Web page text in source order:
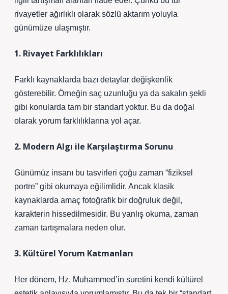
rivayetler ağırlıklı olarak sözlü aktarım yoluyla
günümüze ulaşmıştır.
1. Rivayet Farklılıkları
Farklı kaynaklarda bazı detaylar değişkenlik
gösterebilir. Örneğin saç uzunluğu ya da sakalın şekli
gibi konularda tam bir standart yoktur. Bu da doğal
olarak yorum farklılıklarına yol açar.
2. Modern Algı ile Karşılaştırma Sorunu
Günümüz insanı bu tasvirleri çoğu zaman “fiziksel
portre” gibi okumaya eğilimlidir. Ancak klasik
kaynaklarda amaç fotoğrafik bir doğruluk değil,
karakterin hissedilmesidir. Bu yanlış okuma, zaman
zaman tartışmalara neden olur.
3. Kültürel Yorum Katmanları
Her dönem, Hz. Muhammed’in suretini kendi kültürel